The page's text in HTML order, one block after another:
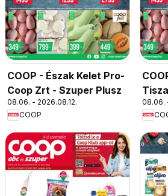
COOP - Észak Kelet Pro-
Coop Zrt - Szuper Plusz
08.06. - 2026.08.12.
COOP
Tisza
08.06.